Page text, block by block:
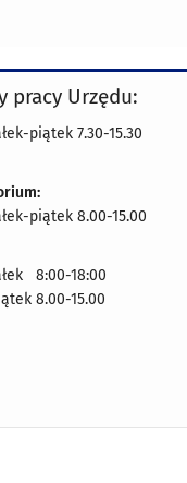
pracy Urzędu:
piątek 7.30-15.30
piątek 8.00-15.00
8:00-18:00
8.00-15.00